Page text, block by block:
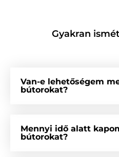
Gyakran
Van-e lehetőségem
bútorokat?
Mennyi idő alatt
bútorokat?